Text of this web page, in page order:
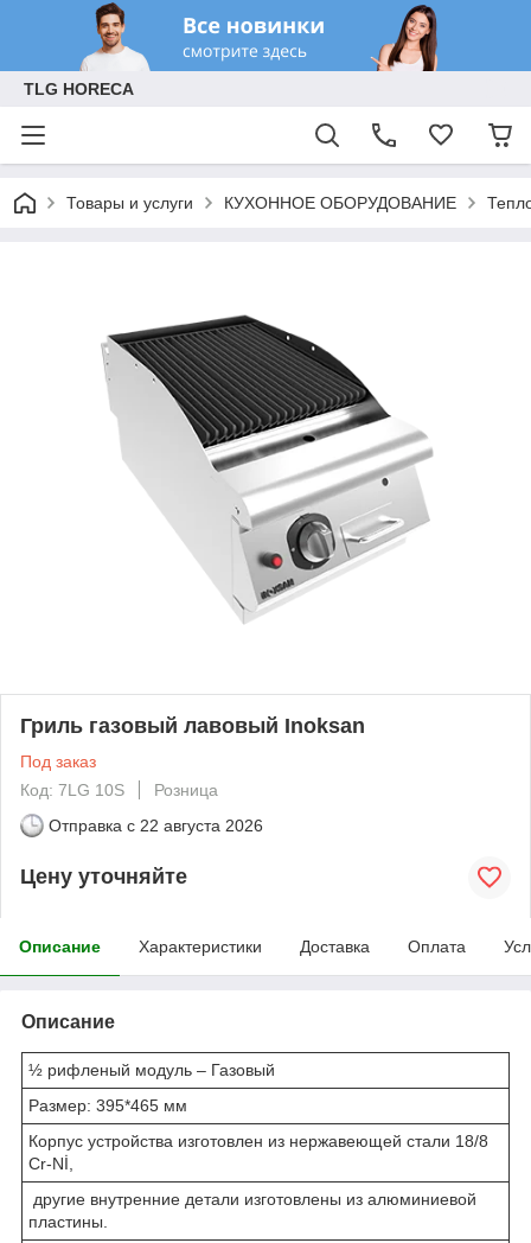
TLG HORECA
Товары и услуги КУХОННОЕ ОБОРУДОВАНИЕ
Гриль газовый лавовый Inoksan
Под заказ
Код: 7LG 10S
Розница
Отправка с 22 августа 2026
Цену уточняйте
Описание Характеристики Доставка Оплата
Описание
½ рифленый модуль – Газовый
Размер: 395*465 мм
Корпус устройства изготовлен из нержавеющей стали 18/8
Cr-Nİ,
другие внутренние детали изготовлены из алюминиевой
пластины.